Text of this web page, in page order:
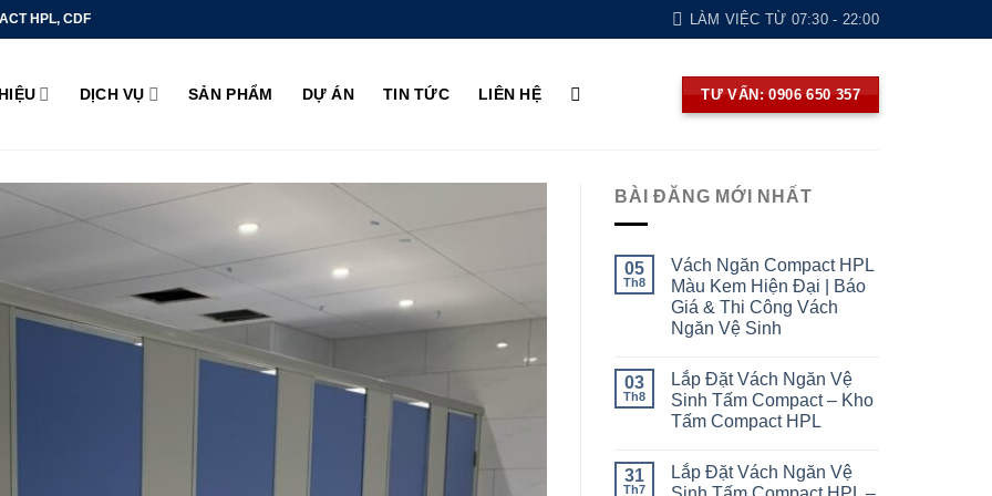
HPL, CDF LÀM VIỆC TỪ 07:30 - 22:00
DỊCH VỤ SẢN PHẨM DỰ ÁN TIN TỨC LIÊN HỆ TƯ VẤN: 0906 650 357
BÀI ĐĂNG MỚI NHẤT
05
Th8
Vách Ngăn Compact HPL
Màu Kem Hiện Đại | Báo
Giá & Thi Công Vách
Ngăn Vệ Sinh
03
Th8
Lắp Đặt Vách Ngăn Vệ
Sinh Tấm Compact – Kho
Tấm Compact HPL
31
Th7
Lắp Đặt Vách Ngăn Vệ